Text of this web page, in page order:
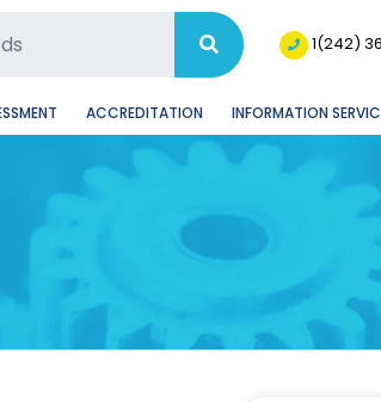
1(242)
ACCREDITATION INFORMATION